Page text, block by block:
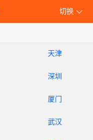
切换
天津
深圳
厦门
武汉